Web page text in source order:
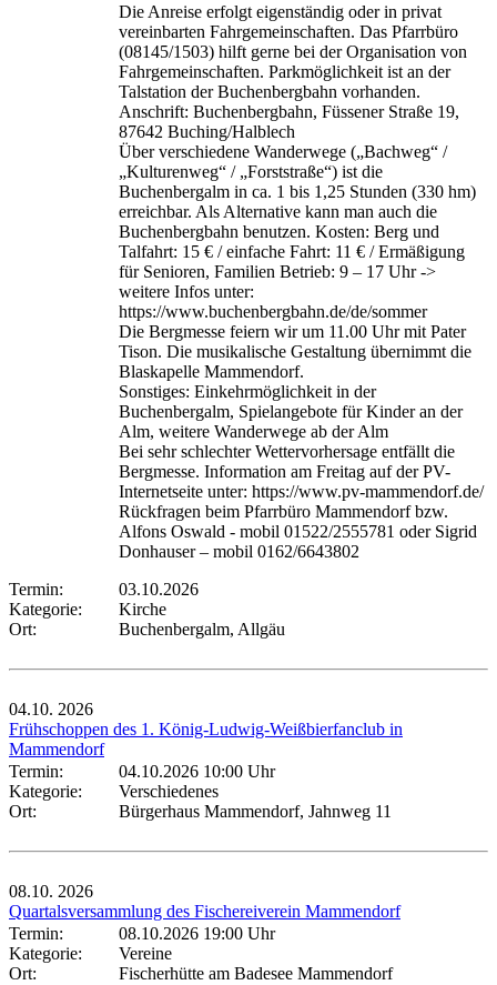
Die Anreise erfolgt eigenständig oder in privat
vereinbarten Fahrgemeinschaften. Das Pfarrbüro
(08145/1503) hilft gerne bei der Organisation von
Fahrgemeinschaften. Parkmöglichkeit ist an der
Talstation der Buchenbergbahn vorhanden.
Anschrift: Buchenbergbahn, Füssener Straße 19,
87642 Buching/Halblech
Über verschiedene Wanderwege („Bachweg“ /
„Kulturenweg“ / „Forststraße“) ist die
Buchenbergalm in ca. 1 bis 1,25 Stunden (330 hm)
erreichbar. Als Alternative kann man auch die
Buchenbergbahn benutzen. Kosten: Berg und
Talfahrt: 15 € / einfache Fahrt: 11 € / Ermäßigung
für Senioren, Familien Betrieb: 9 – 17 Uhr ->
weitere Infos unter:
https://www.buchenbergbahn.de/de/sommer
Die Bergmesse feiern wir um 11.00 Uhr mit Pater
Tison. Die musikalische Gestaltung übernimmt die
Blaskapelle Mammendorf.
Sonstiges: Einkehrmöglichkeit in der
Buchenbergalm, Spielangebote für Kinder an der
Alm, weitere Wanderwege ab der Alm
Bei sehr schlechter Wettervorhersage entfällt die
Bergmesse. Information am Freitag auf der PV-
Internetseite unter: https://www.pv-mammendorf.de/
Rückfragen beim Pfarrbüro Mammendorf bzw.
Alfons Oswald - mobil 01522/2555781 oder Sigrid
Donhauser – mobil 0162/6643802
Termin:
03.10.2026
Kategorie:
Kirche
Ort:
Buchenbergalm, Allgäu
04.10. 2026
Frühschoppen des 1. König-Ludwig-Weißbierfanclub in
Mammendorf
Termin:
04.10.2026 10:00 Uhr
Kategorie:
Verschiedenes
Ort:
Bürgerhaus Mammendorf, Jahnweg 11
08.10. 2026
Quartalsversammlung des Fischereiverein Mammendorf
Termin:
08.10.2026 19:00 Uhr
Kategorie:
Vereine
Ort:
Fischerhütte am Badesee Mammendorf